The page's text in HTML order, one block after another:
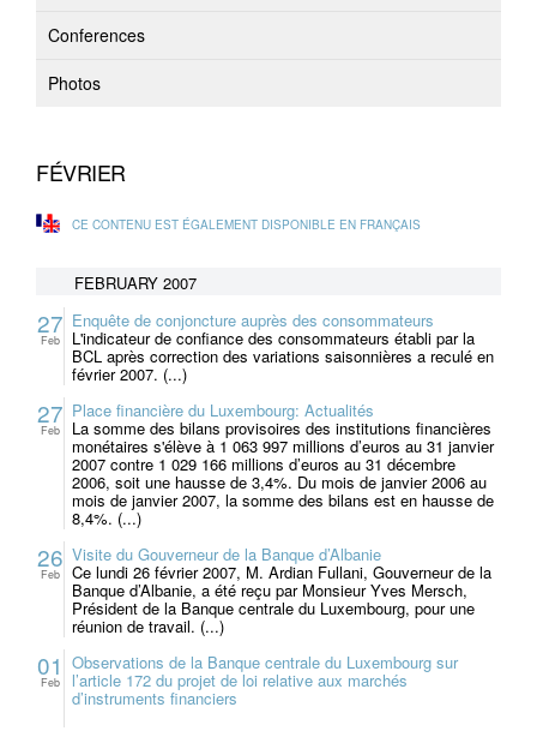
Conferences
Photos
FÉVRIER
CE CONTENU EST ÉGALEMENT DISPONIBLE EN FRANÇAIS
FEBRUARY 2007
27
Feb
Enquête de conjoncture auprès des consommateurs
L'indicateur de confiance des consommateurs établi par la
BCL après correction des variations saisonnières a reculé en
février 2007. (...)
27
Feb
Place financière du Luxembourg: Actualités
La somme des bilans provisoires des institutions financières
monétaires s'élève à 1 063 997 millions d’euros au 31 janvier
2007 contre 1 029 166 millions d’euros au 31 décembre
2006, soit une hausse de 3,4%. Du mois de janvier 2006 au
mois de janvier 2007, la somme des bilans est en hausse de
8,4%. (...)
26
Feb
Visite du Gouverneur de la Banque d’Albanie
Ce lundi 26 février 2007, M. Ardian Fullani, Gouverneur de la
Banque d’Albanie, a été reçu par Monsieur Yves Mersch,
Président de la Banque centrale du Luxembourg, pour une
réunion de travail. (...)
01
Feb
Observations de la Banque centrale du Luxembourg sur
l’article 172 du projet de loi relative aux marchés
d’instruments financiers